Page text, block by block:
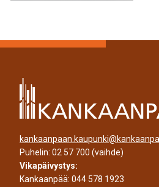
Puhelin: 02 57 700 (vaihde)
Vikapäivystys:
Kankaanpää: 044 578 1923